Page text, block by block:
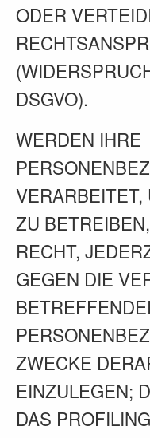
ODER
DSGVO).
WERDEN IHRE
ZU
RECHT,
GEGEN DIE
ZWECKE
EINZULEGEN;
DAS